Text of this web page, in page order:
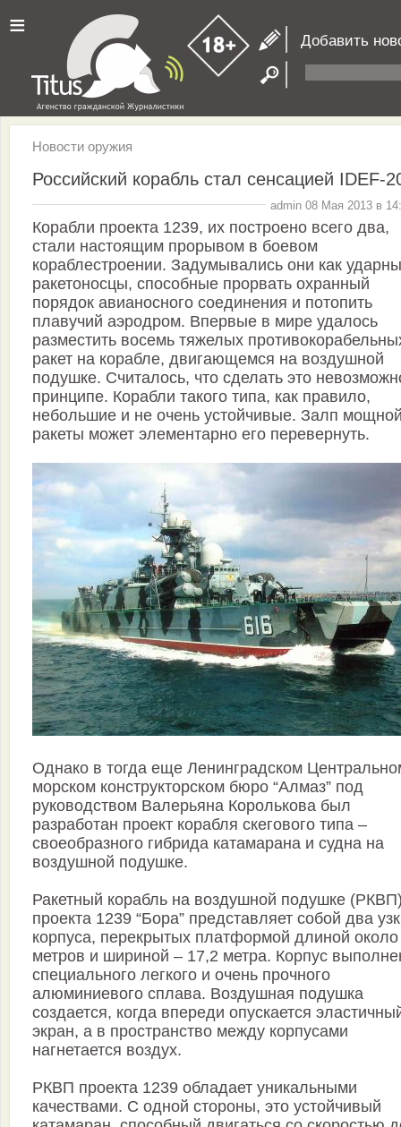
≡ Добавить
Новости оружия
Российский корабль стал сенсацией IDEF-
admin 08 Мая 2013 в
Корабли проекта 1239, их построено всего два,
стали настоящим прорывом в боевом
кораблестроении. Задумывались они как
ракетоносцы, способные прорвать охранный
порядок авианосного соединения и потопить
плавучий аэродром. Впервые в мире удалось
разместить восемь тяжелых
ракет на корабле, двигающемся на воздушной
подушке. Считалось, что сделать это
принципе. Корабли такого типа, как правило,
небольшие и не очень устойчивые. Залп
ракеты может элементарно его перевернуть.
Однако в тогда еще Ленинградском
морском конструкторском бюро “Алмаз” под
руководством Валерьяна Королькова был
разработан проект корабля скегового типа –
своеобразного гибрида катамарана и судна на
воздушной подушке.
Ракетный корабль на воздушной подушке
проекта 1239 “Бора” представляет собой два
корпуса, перекрытых платформой длиной
метров и шириной – 17,2 метра. Корпус
специального легкого и очень прочного
алюминиевого сплава. Воздушная подушка
создается, когда впереди опускается
экран, а в пространство между корпусами
нагнетается воздух.
РКВП проекта 1239 обладает уникальными
качествами. С одной стороны, это устойчивый